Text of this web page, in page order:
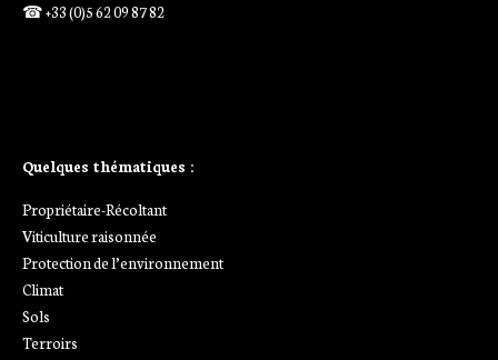
☎ +33 (0)5 62 09 87 82
Quelques thématiques :
Propriétaire-Récoltant
Viticulture raisonnée
Protection de l’environnement
Climat
Sols
Terroirs